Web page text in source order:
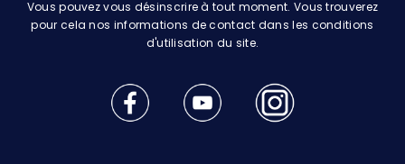
Vous pouvez vous désinscrire à tout moment. Vous trouverez
pour cela nos informations de contact dans les conditions
d'utilisation du site.